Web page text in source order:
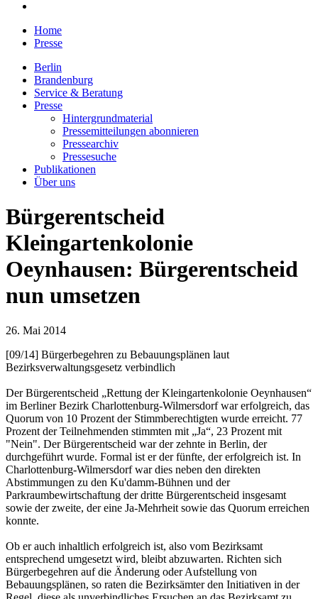
Home
Presse
Berlin
Brandenburg
Service & Beratung
Presse
Hintergrundmaterial
Pressemitteilungen abonnieren
Pressearchiv
Pressesuche
Publikationen
Über uns
Bürgerentscheid
Kleingartenkolonie
Oeynhausen: Bürgerentscheid
nun umsetzen
26. Mai 2014
[09/14] Bürgerbegehren zu Bebauungsplänen laut
Bezirksverwaltungsgesetz verbindlich
Der Bürgerentscheid „Rettung der Kleingartenkolonie Oeynhausen“
im Berliner Bezirk Charlottenburg-Wilmersdorf war erfolgreich, das
Quorum von 10 Prozent der Stimmberechtigten wurde erreicht. 77
Prozent der Teilnehmenden stimmten mit „Ja“, 23 Prozent mit
"Nein". Der Bürgerentscheid war der zehnte in Berlin, der
durchgeführt wurde. Formal ist er der fünfte, der erfolgreich ist. In
Charlottenburg-Wilmersdorf war dies neben den direkten
Abstimmungen zu den Ku'damm-Bühnen und der
Parkraumbewirtschaftung der dritte Bürgerentscheid insgesamt
sowie der zweite, der eine Ja-Mehrheit sowie das Quorum erreichen
konnte.
Ob er auch inhaltlich erfolgreich ist, also vom Bezirksamt
entsprechend umgesetzt wird, bleibt abzuwarten. Richten sich
Bürgerbegehren auf die Änderung oder Aufstellung von
Bebauungsplänen, so raten die Bezirksämter den Initiativen in der